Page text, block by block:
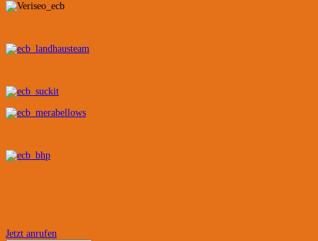
Jetzt anrufen